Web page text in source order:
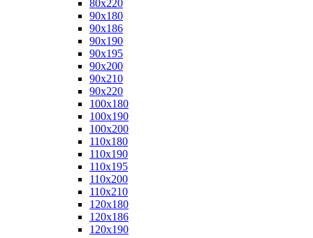
80x220
90x180
90x186
90x190
90x195
90x200
90x210
90x220
100x180
100x190
100x200
110x180
110x190
110x195
110x200
110x210
120x180
120x186
120x190